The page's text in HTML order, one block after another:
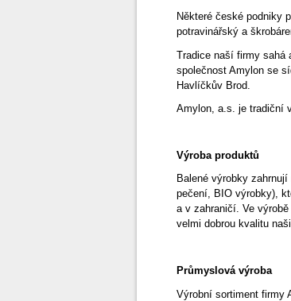
Některé české podniky
potravinářský a
Tradice naší firmy sahá
společnost Amylon se
Havlíčkův Brod.
Amylon, a.s. je tradiční
Výroba produktů
Balené výrobky
pečení, BIO výrobky),
a v zahraničí. Ve
velmi dobrou kvalitu
Průmyslová výroba
Výrobní sortiment firmy